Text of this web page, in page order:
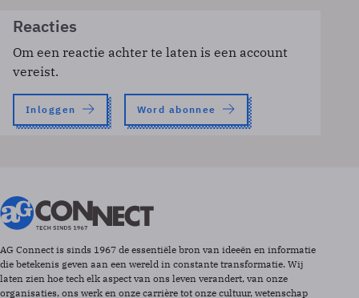
Reacties
Om een reactie achter te laten is een account
vereist.
Inloggen Word abonnee
AG Connect is sinds 1967 de essentiële bron van ideeën en informatie
die betekenis geven aan een wereld in constante transformatie. Wij
laten zien hoe tech elk aspect van ons leven verandert, van onze
organisaties, ons werk en onze carrière tot onze cultuur, wetenschap